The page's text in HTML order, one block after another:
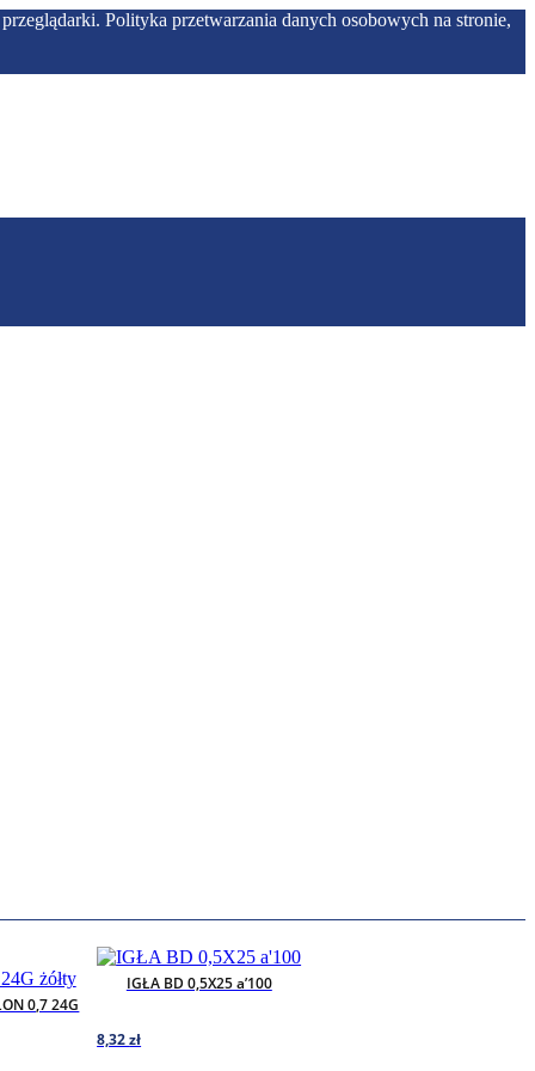
Polityka przetwarzania danych osobowych na stronie,
0,7 24G
IGŁA BD 0,5X25 a’100
8,32zł